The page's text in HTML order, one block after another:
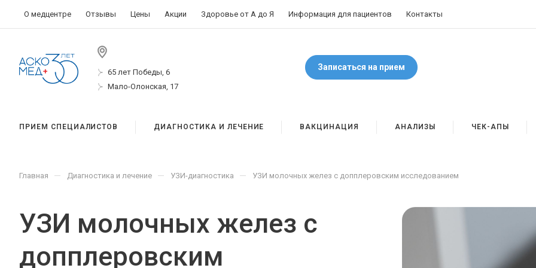
О медцентре Отзывы Цены Акции Здоровье от А до Я Информация для пациентов Контакты
65 лет Победы, 6
Мало-Олонская, 17
Записаться на прием
ПРИЕМ СПЕЦИАЛИСТОВ ДИАГНОСТИКА И ЛЕЧЕНИЕ ВАКЦИНАЦИЯ АНАЛИЗЫ ЧЕК-АПЫ
Главная — Диагностика и лечение — УЗИ-диагностика — УЗИ молочных желез с допплеровским исследованием
УЗИ молочных желез с
допплеровским